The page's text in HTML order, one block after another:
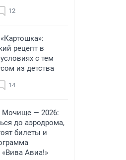
12
рецепт в
с тем
из детства
14
— 2026:
до аэродрома,
билеты и
Авиа!»